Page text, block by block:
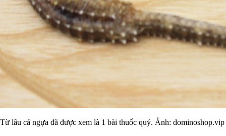
Từ lâu cá ngựa đã được xem là 1 bài thuốc quý. Ảnh: dominoshop.vip